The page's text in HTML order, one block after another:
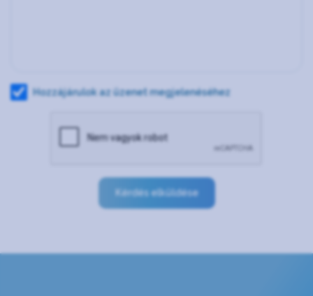
Hozzájárulok az üzenet megjelenéséhez
Kérdés elküldése